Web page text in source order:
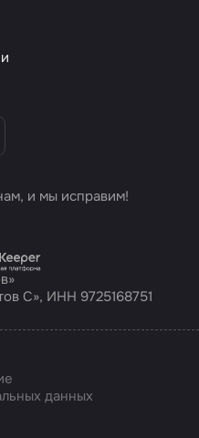
и мы исправим!
С», ИНН 9725168751
данных